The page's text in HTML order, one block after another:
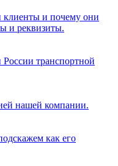
клиенты и почему они
и реквизиты.
транспортной
нашей компании.
как его